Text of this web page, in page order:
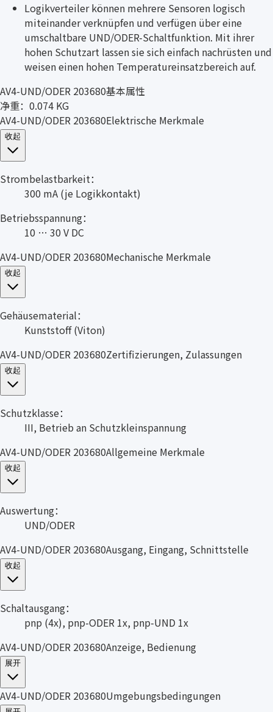
Logikverteiler können mehrere Sensoren logisch
miteinander verknüpfen und verfügen über eine
umschaltbare UND/ODER-Schaltfunktion. Mit ihrer
hohen Schutzart lassen sie sich einfach nachrüsten und
weisen einen hohen Temperatureinsatzbereich auf.
AV4-UND/ODER 203680基本属性
净重：0.074 KG
AV4-UND/ODER 203680Elektrische Merkmale
收起
Strombelastbarkeit：
300 mA (je Logikkontakt)
Betriebsspannung：
10 … 30 V DC
AV4-UND/ODER 203680Mechanische Merkmale
收起
Gehäusematerial：
Kunststoff (Viton)
AV4-UND/ODER 203680Zertifizierungen, Zulassungen
收起
Schutzklasse：
III, Betrieb an Schutzkleinspannung
AV4-UND/ODER 203680Allgemeine Merkmale
收起
Auswertung：
UND/ODER
AV4-UND/ODER 203680Ausgang, Eingang, Schnittstelle
收起
Schaltausgang：
pnp (4x), pnp-ODER 1x, pnp-UND 1x
AV4-UND/ODER 203680Anzeige, Bedienung
展开
AV4-UND/ODER 203680Umgebungsbedingungen